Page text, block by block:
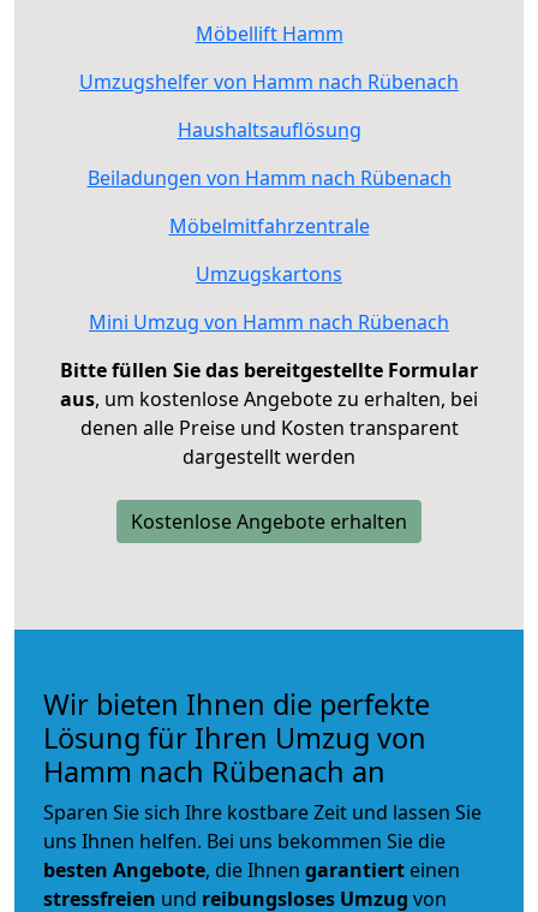
Möbellift Hamm
Umzugshelfer von Hamm nach Rübenach
Haushaltsauflösung
Beiladungen von Hamm nach Rübenach
Möbelmitfahrzentrale
Umzugskartons
Mini Umzug von Hamm nach Rübenach
Bitte füllen Sie das bereitgestellte Formular
aus, um kostenlose Angebote zu erhalten, bei
denen alle Preise und Kosten transparent
dargestellt werden
Kostenlose Angebote erhalten
Wir bieten Ihnen die perfekte
Lösung für Ihren Umzug von
Hamm nach Rübenach an
Sparen Sie sich Ihre kostbare Zeit und lassen Sie
uns Ihnen helfen. Bei uns bekommen Sie die
besten Angebote, die Ihnen garantiert einen
stressfreien und reibungsloses Umzug von